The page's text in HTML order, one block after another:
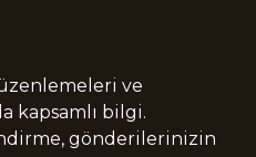
ve
kapsamlı bilgi.
gönderilerinizin